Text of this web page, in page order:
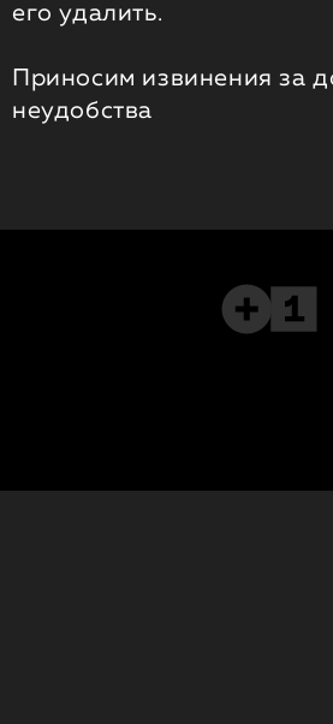
его удалить.
Приносим извинения за
неудобства